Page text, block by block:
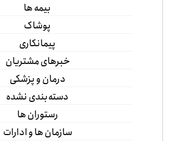
بیمه ها
پوشاک
پیمانکاری
خبرهای مشتریان
درمان و پزشکی
دسته‌بندی نشده
رستوران ها
سازمان ها و ادارات